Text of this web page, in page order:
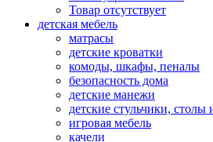
Товар отсутствует
детская мебель
матрасы
детские кроватки
комоды, шкафы, пеналы
безопасность дома
детские манежи
детские стульчики, столы
игровая мебель
качели